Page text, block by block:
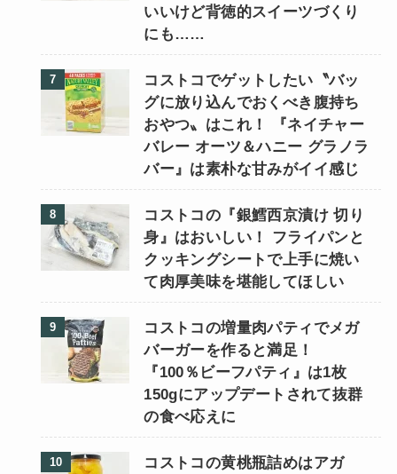
いいけど背徳的スイーツづくり
にも……
コストコでゲットしたい〝バッ
グに放り込んでおくべき腹持ち
おやつ〟はこれ！ 『ネイチャー
バレー オーツ＆ハニー グラノラ
バー』は素朴な甘みがイイ感じ
コストコの『銀鱈西京漬け 切り
身』はおいしい！ フライパンと
クッキングシートで上手に焼い
て肉厚美味を堪能してほしい
コストコの増量肉パティでメガ
バーガーを作ると満足！
『100％ビーフパティ』は1枚
150gにアップデートされて抜群
の食べ応えに
コストコの黄桃瓶詰めはアガ